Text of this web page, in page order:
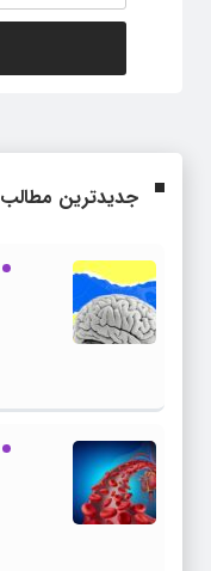
جدیدترین مطالب